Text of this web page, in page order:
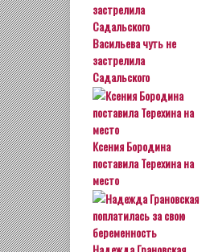
Васильева чуть не
застрелила
Садальского
Ксения Бородина
поставила Терехина на
место